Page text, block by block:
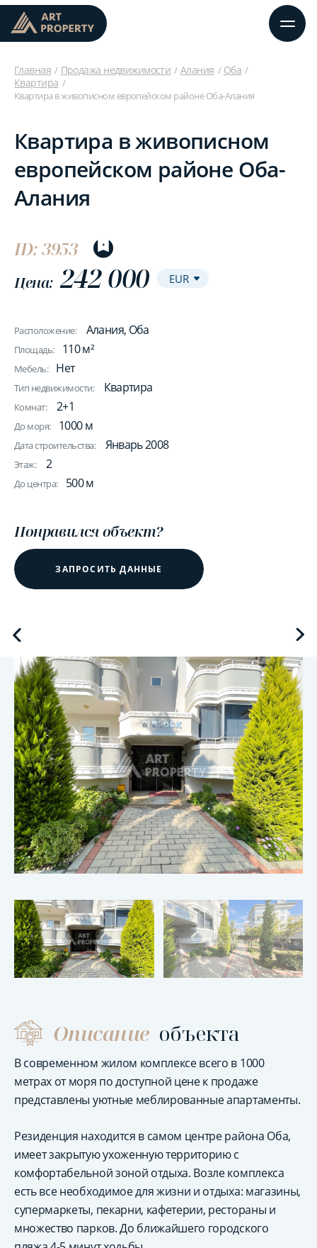
Главная Продажа недвижимости Алания
Оба
Квартира
Квартира в живописном европейском районе Оба-Алания
Квартира в живописном
европейском районе Оба-
Алания
ID: 3953
Цена: 242 000
Расположение: Алания, Оба
Площадь: 110 м²
Мебель: Нет
Тип недвижимости: Квартира
Комнат: 2+1
До моря: 1000 м
Дата строительства: Январь 2008
Этаж: 2
До центра: 500 м
Понравился объект?
ЗАПРОСИТЬ ДАННЫЕ
Описание объекта
В современном жилом комплексе всего в 1000
метрах от моря по доступной цене к продаже
представлены уютные меблированные апартаменты.
Резиденция находится в самом центре района Оба,
имеет закрытую ухоженную территорию с
комфортабельной зоной отдыха. Возле комплекса
есть все необходимое для жизни и отдыха: магазины,
супермаркеты, пекарни, кафетерии, рестораны и
множество парков. До ближайшего городского